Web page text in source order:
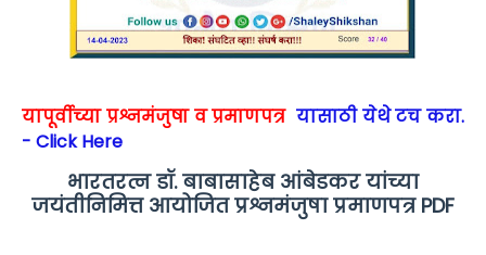
यापूर्वीच्या प्रश्नमंजुषा व प्रमाणपत्रयासाठी येथे टच करा.
- Click Here
भारतरत्न डॉ. बाबासाहेब आंबेडकर यांच्या
जयंतीनिमित्त आयोजित प्रश्नमंजुषा प्रमाणपत्र PDF